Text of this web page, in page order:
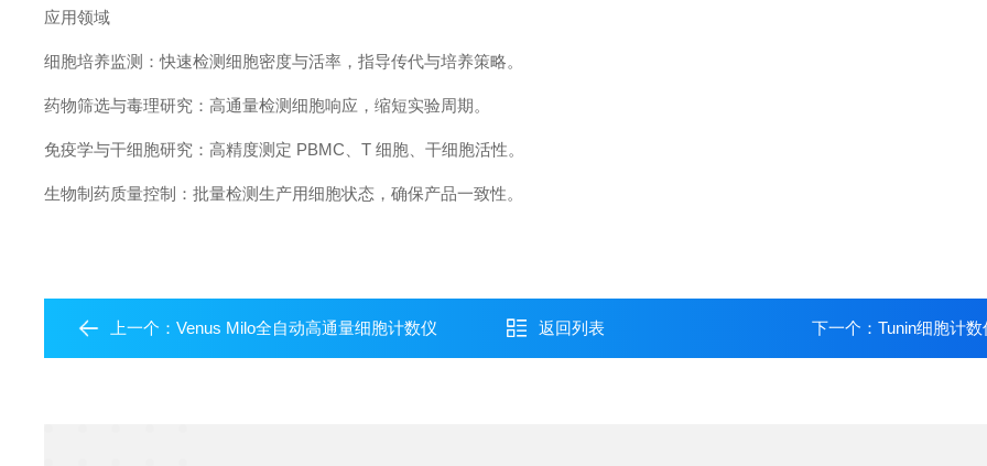
应用领域
细胞培养监测：快速检测细胞密度与活率，指导传代与培养策略。
药物筛选与毒理研究：高通量检测细胞响应，缩短实验周期。
免疫学与干细胞研究：高精度测定 PBMC、T 细胞、干细胞活性。
生物制药质量控制：批量检测生产用细胞状态，确保产品一致性。
上一个：Venus Milo全自动高通量细胞计数仪 返回列表 下一个： Tunin细胞计数